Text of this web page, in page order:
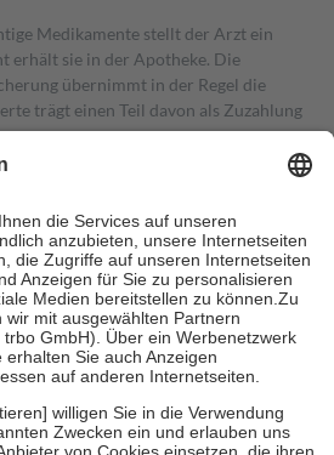
Medikamente stellt der Arzt ein
erhält sie in der Apotheke. Die
übernimmt in der Regel die
trägt einen Teil davon als Zuzahlung
Zuzahlungen in Höhe von zehn
jedoch nie mehr als die tatsächlichen
auch für Online-Apotheken.
Krankenpflege beträgt die
Kosten sowie zehn Euro je
für ihre eigene Gesundheit zu
Stellung der Familie zu unterstützen,
an bei:
bis zum vollendeten 18. Lebensjahr